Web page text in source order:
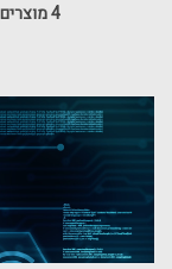
4 מוצרים שכל בעל עסק בתחום המחשבים צריך